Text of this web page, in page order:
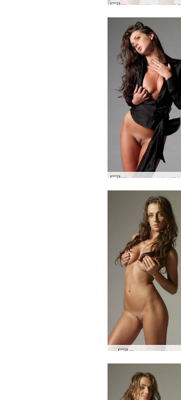
줄라 블랙 셔츠 #85
줄라 블랙 셔츠 #21
줄라 누드 #41